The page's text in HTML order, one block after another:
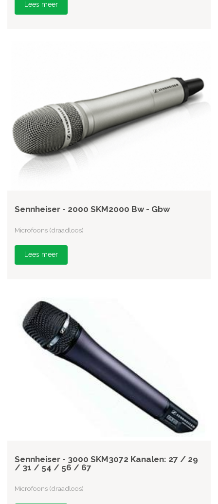
Lees meer
Sennheiser - 2000 SKM2000 Bw - Gbw
Microfoons (draadloos)
Lees meer
Sennheiser - 3000 SKM3072 Kanalen: 27 / 29
/ 31 / 54 / 56 / 67
Microfoons (draadloos)